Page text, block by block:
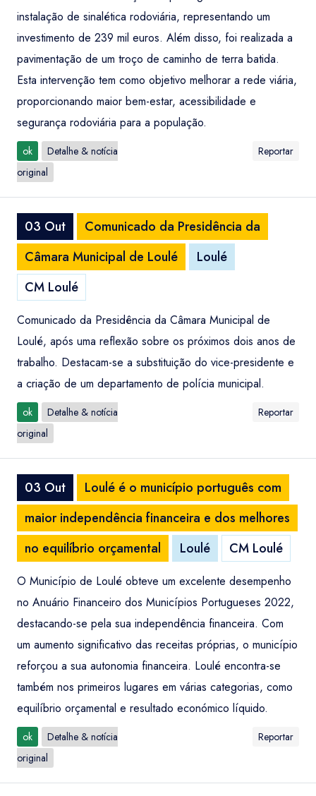
instalação de sinalética rodoviária, representando um
investimento de 239 mil euros. Além disso, foi realizada a
pavimentação de um troço de caminho de terra batida.
Esta intervenção tem como objetivo melhorar a rede viária,
proporcionando maior bem-estar, acessibilidade e
segurança rodoviária para a população.
ok
Detalhe & notícia
original
Reportar
03 Out
Comunicado da Presidência da
Câmara Municipal de Loulé
Loulé
CM Loulé
Comunicado da Presidência da Câmara Municipal de
Loulé, após uma reflexão sobre os próximos dois anos de
trabalho. Destacam-se a substituição do vice-presidente e
a criação de um departamento de polícia municipal.
ok
Detalhe & notícia
original
Reportar
03 Out
Loulé é o município português com
maior independência financeira e dos melhores
no equilíbrio orçamental
Loulé CM Loulé
O Município de Loulé obteve um excelente desempenho
no Anuário Financeiro dos Municípios Portugueses 2022,
destacando-se pela sua independência financeira. Com
um aumento significativo das receitas próprias, o município
reforçou a sua autonomia financeira. Loulé encontra-se
também nos primeiros lugares em várias categorias, como
equilíbrio orçamental e resultado económico líquido.
ok
Detalhe & notícia
original
Reportar